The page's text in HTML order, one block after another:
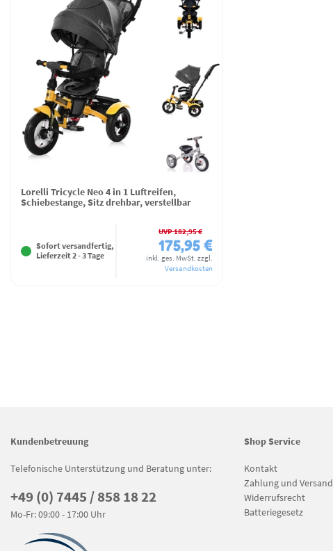
Lorelli Tricycle Neo 4 in 1 Luftreifen,
Schiebestange, Sitz drehbar, verstellbar
Sofort versandfertig,
Lieferzeit 2 - 3 Tage
UVP 182,95 €
175,95 €
inkl. ges. MwSt. zzgl.
Versandkosten
Kundenbetreuung
Telefonische Unterstützung und Beratung unter:
+49 (0) 7445 / 858 18 22
Mo-Fr: 09:00 - 17:00 Uhr
Shop Service
Kontakt
Zahlung und Versand
Widerrufsrecht
Batteriegesetz